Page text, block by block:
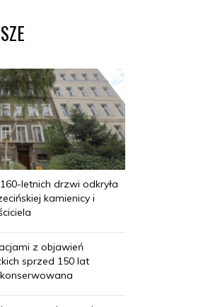
letnich drzwi odkryła
kamienicy i
z objawień
sprzed 150 lat